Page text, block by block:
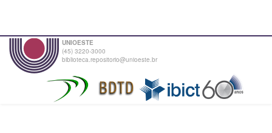
UNIOESTE
(45) 3220-3000
biblioteca.repositorio@unioeste.br